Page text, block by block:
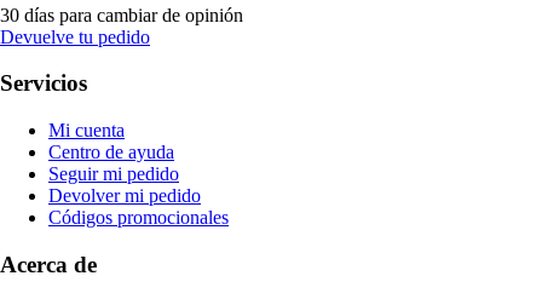
30 días para cambiar de opinión
Devuelve tu pedido
Servicios
Mi cuenta
Centro de ayuda
Seguir mi pedido
Devolver mi pedido
Códigos promocionales
Acerca de